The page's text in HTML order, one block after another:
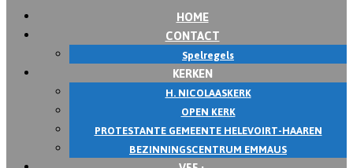
HOME
CONTACT
Spelregels
KERKEN
H. NICOLAASKERK
OPEN KERK
PROTESTANTE GEMEENTE HELEVOIRT-HAAREN
BEZINNINGSCENTRUM EMMAUS